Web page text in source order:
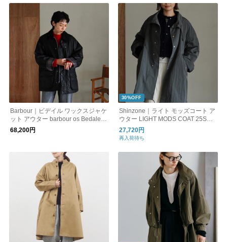
Barbour｜ビデイル ワックスジャケ
ット アウター barbour os Bedale W
ax jacket オーバーサイズフィット
オイルドコットン MWX1679 バブ
68,200円
30%OFF
Shinzone｜ライト モッズコート ア
ウター LIGHT MODS COAT 25SMS
CO03 シンゾーン
27,720円
再入荷待ち